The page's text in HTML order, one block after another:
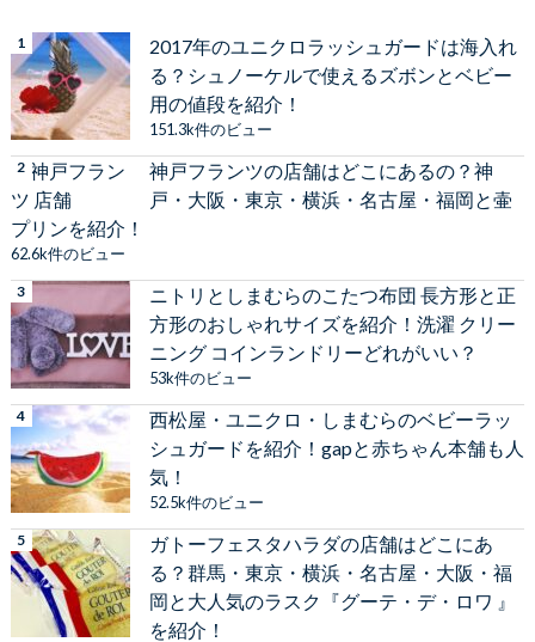
2017年のユニクロラッシュガードは海入れ
る？シュノーケルで使えるズボンとベビー
用の値段を紹介！
151.3k件のビュー
神戸フランツの店舗はどこにあるの？神
戸・大阪・東京・横浜・名古屋・福岡と壷
プリンを紹介！
62.6k件のビュー
ニトリとしまむらのこたつ布団 長方形と正
方形のおしゃれサイズを紹介！洗濯 クリー
ニング コインランドリーどれがいい？
53k件のビュー
西松屋・ユニクロ・しまむらのベビーラッ
シュガードを紹介！gapと赤ちゃん本舗も人
気！
52.5k件のビュー
ガトーフェスタハラダの店舗はどこにあ
る？群馬・東京・横浜・名古屋・大阪・福
岡と大人気のラスク『グーテ・デ・ロワ 』
を紹介！